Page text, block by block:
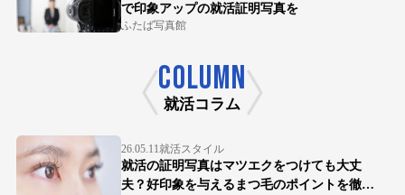
で印象アップの就活証明写真を
ふたば写真館
COLUMN
就活コラム
26.05.11就活スタイル
就活の証明写真はマツエクをつけても大丈
夫？好印象を与えるまつ毛のポイントを徹底